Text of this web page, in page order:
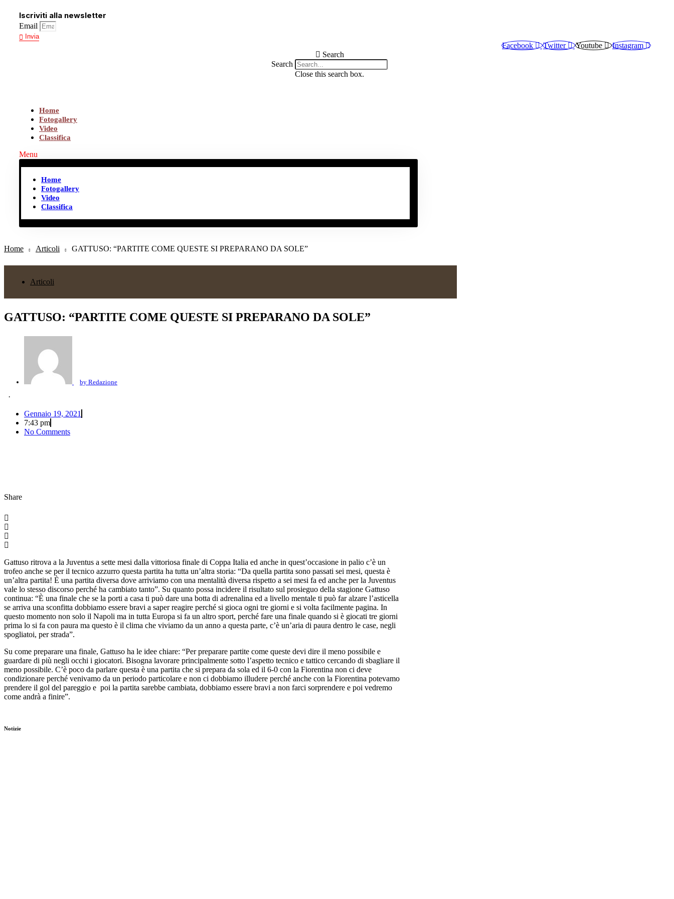
contenuto
Iscriviti alla newsletter
Email
Invia
Facebook Twitter Youtube
Instagram
Search
Search
Close this search box.
Home
Fotogallery
Video
Classifica
Menu
Home
Fotogallery
Video
Classifica
Home Articoli GATTUSO: “PARTITE COME QUESTE SI PREPARANO DA SOLE”
Articoli
GATTUSO: “PARTITE COME QUESTE SI PREPARANO DA SOLE”
by Redazione
·
Gennaio 19, 2021
7:43 pm
No Comments
Share
Gattuso ritrova a la Juventus a sette mesi dalla vittoriosa finale di Coppa Italia ed anche in quest’occasione in palio c’è un
trofeo anche se per il tecnico azzurro questa partita ha tutta un’altra storia: “Da quella partita sono passati sei mesi, questa è
un’altra partita! È una partita diversa dove arriviamo con una mentalità diversa rispetto a sei mesi fa ed anche per la Juventus
vale lo stesso discorso perché ha cambiato tanto”. Su quanto possa incidere il risultato sul prosieguo della stagione Gattuso
continua: “È una finale che se la porti a casa ti può dare una botta di adrenalina ed a livello mentale ti può far alzare l’asticella
se arriva una sconfitta dobbiamo essere bravi a saper reagire perché si gioca ogni tre giorni e si volta facilmente pagina. In
questo momento non solo il Napoli ma in tutta Europa si fa un altro sport, perché fare una finale quando si è giocati tre giorni
prima lo si fa con paura ma questo è il clima che viviamo da un anno a questa parte, c’è un’aria di paura dentro le case, negli
spogliatoi, per strada”.
Su come preparare una finale, Gattuso ha le idee chiare: “Per preparare partite come queste devi dire il meno possibile e
guardare di più negli occhi i giocatori. Bisogna lavorare principalmente sotto l’aspetto tecnico e tattico cercando di sbagliare il
meno possibile. C’è poco da parlare questa è una partita che si prepara da sola ed il 6-0 con la Fiorentina non ci deve
condizionare perché venivamo da un periodo particolare e non ci dobbiamo illudere perché anche con la Fiorentina potevamo
prendere il gol del pareggio e poi la partita sarebbe cambiata, dobbiamo essere bravi a non farci sorprendere e poi vedremo
come andrà a finire”.
Notizie